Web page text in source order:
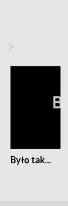
Było tak...